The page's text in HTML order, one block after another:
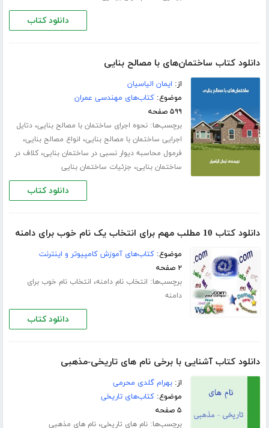
دانلود کتاب
دانلود کتاب ساختمان‌های با مصالح بنایی
از: ایمان الیاسیان
موضوع:کتاب‌های مهندسی عمران
۵۹۹ صفحه
برچسب‌ها:نحوه اجرای ساختمان با مصالح بنایی،دتایل
اجرایی ساختمان با مصالح بنایی، انواع مصالح بنایی،
فرمول محاسبه دیوار نسبی در ساختمان بنایی،کلاف در
ساختمان بنایی، جزئیات ساختمان بنایی
دانلود کتاب
دانلود کتاب 10 مطلب مهم برای انتخاب یک نام خوب برای دامنه
موضوع:کتاب‌های آموزش کامپیوتر و اینترنت
۲ صفحه
برچسب‌ها: انتخاب نام دامنه، انتخاب نام خوب برای
دامنه
دانلود کتاب
دانلود کتاب آشنایی با برخی نام های تاریخی-مذهبی
از:بهرام گلدی محرمی
موضوع:کتاب‌های تاریخی
۵ صفحه
برچسب‌ها:نام های تاریخی،نام های مذهبی